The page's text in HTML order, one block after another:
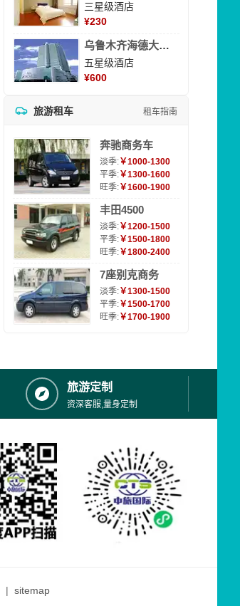
三星级酒店
¥230
乌鲁木齐海德大酒店
五星级酒店
¥600
旅游租车 租车指南
奔驰商务车
淡季:￥1000-1300
平季:￥1300-1600
旺季:￥1600-1900
丰田4500
淡季:￥1200-1500
平季:￥1500-1800
旺季:￥1800-2400
7座别克商务
淡季:￥1300-1500
平季:￥1500-1700
旺季:￥1700-1900
旅游定制
资深客服,量身定制
| sitemap